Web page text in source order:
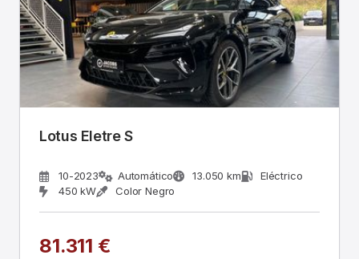
Lotus Eletre S
10-2023 Automático 13.050 km
Eléctrico
450 kW
Color Negro
81.311 €